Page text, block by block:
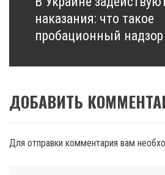
post:
наказания: что такое
пробационный надзор
ДОБАВИТЬ
Для отправки комментария вам